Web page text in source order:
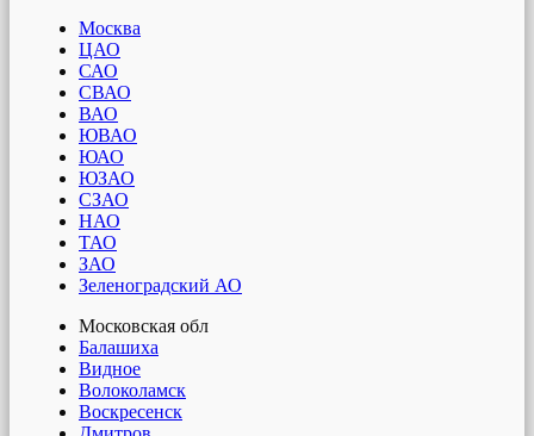
Москва
ЦАО
САО
СВАО
ВАО
ЮВАО
ЮАО
ЮЗАО
СЗАО
НАО
ТАО
ЗАО
Зеленоградский АО
Московская обл
Балашиха
Видное
Волоколамск
Воскресенск